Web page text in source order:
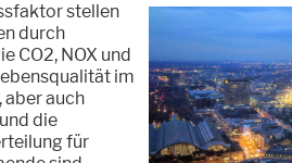
stellen
durch
CO2, NOX und
im
aber auch
die
für